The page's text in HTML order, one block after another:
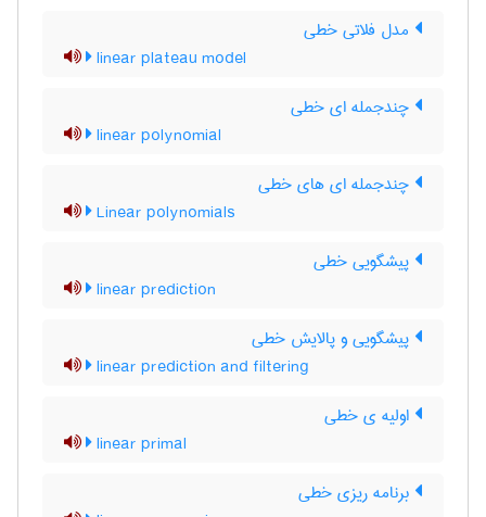
مدل فلاتی خطی
linear plateau model
چندجمله ای خطی
linear polynomial
چندجمله ای های خطی
Linear polynomials
پیشگویی خطی
linear prediction
پیشگویی و پالایش خطی
linear prediction and filtering
اولیه ی خطی
linear primal
برنامه ریزی خطی